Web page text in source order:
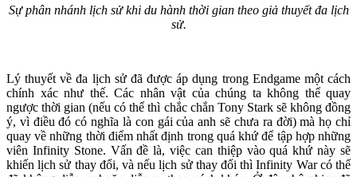
Sự phân nhánh lịch sử khi du hành thời gian theo giả thuyết đa lịch
sử.
Lý thuyết về đa lịch sử đã được áp dụng trong Endgame một cách
chính xác như thế. Các nhân vật của chúng ta không thể quay
ngược thời gian (nếu có thể thì chắc chắn Tony Stark sẽ không đồng
ý, vì điều đó có nghĩa là con gái của anh sẽ chưa ra đời) mà họ chỉ
quay về những thời điểm nhất định trong quá khứ để tập hợp những
viên Infinity Stone. Vấn đề là, việc can thiệp vào quá khứ này sẽ
khiến lịch sử thay đổi, và nếu lịch sử thay đổi thì Infinity War có thể